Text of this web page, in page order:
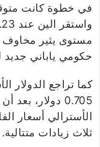
في خطوة كانت
مستوى يثير مخاوف
حكومي ياباني جديد
0.705 دولار،
الأسترالي أسعار
ثلاث زيادات متتالية.